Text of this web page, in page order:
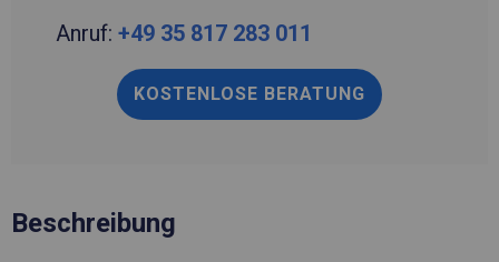
Anruf: +49 35 817 283 011
KOSTENLOSE BERATUNG
Beschreibung